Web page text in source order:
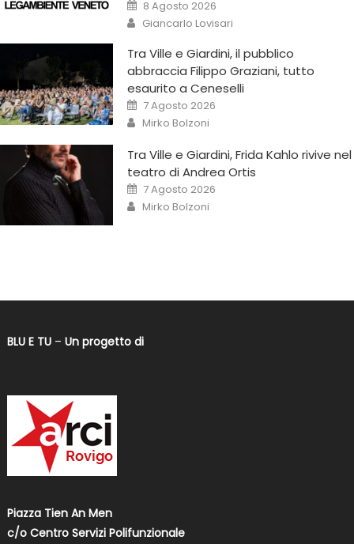
8 Agosto 2026
Giancarlo Lovisari
Tra Ville e Giardini, il pubblico
abbraccia Filippo Graziani, tutto
esaurito a Ceneselli
7 Agosto 2026
Mirko Bolzoni
Tra Ville e Giardini, Frida Kahlo rivive nel
teatro di Andrea Ortis
7 Agosto 2026
Mirko Bolzoni
BLU E TU– Un progetto di
Piazza Tien An Men
c/o Centro Servizi Polifunzionale